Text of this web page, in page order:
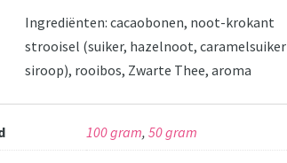
Ingrediënten: cacaobonen, noot-krokant
strooisel (suiker, hazelnoot, caramelsuiker
siroop), rooibos, Zwarte Thee, aroma
100 gram, 50 gram